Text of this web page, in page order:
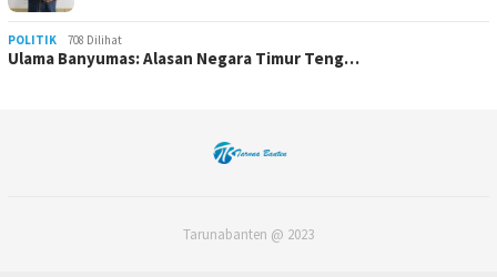
POLITIK 708 Dilihat
Ulama Banyumas: Alasan Negara Timur Teng…
Tarunabanten @ 2023